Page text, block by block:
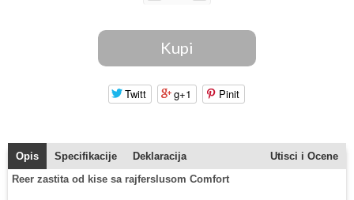
Twitt g+1 Pinit
Opis Specifikacije Deklaracija
Utisci i Ocene
Reer zastita od kise sa rajferslusom Comfort